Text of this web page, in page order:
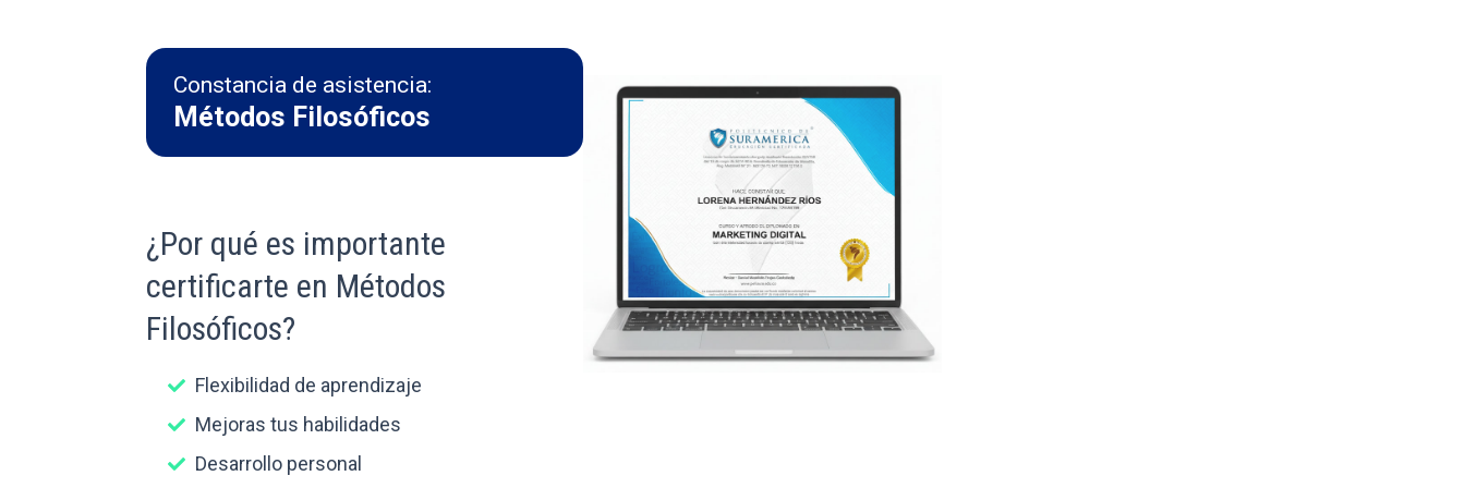
Constancia de asistencia:
Métodos Filosóficos
¿Por qué es importante
certificarte en Métodos
Filosóficos?
Flexibilidad de aprendizaje
Mejoras tus habilidades
Desarrollo personal